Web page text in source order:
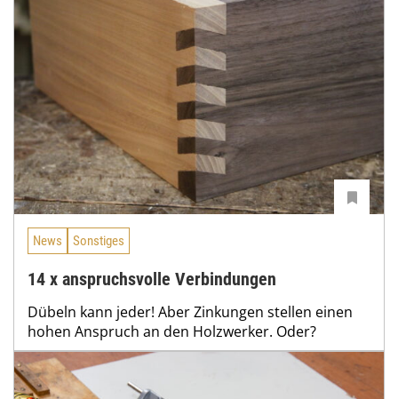
News Sonstiges
14 x anspruchsvolle Verbindungen
Dübeln kann jeder! Aber Zinkungen stellen einen
hohen Anspruch an den Holzwerker. Oder?